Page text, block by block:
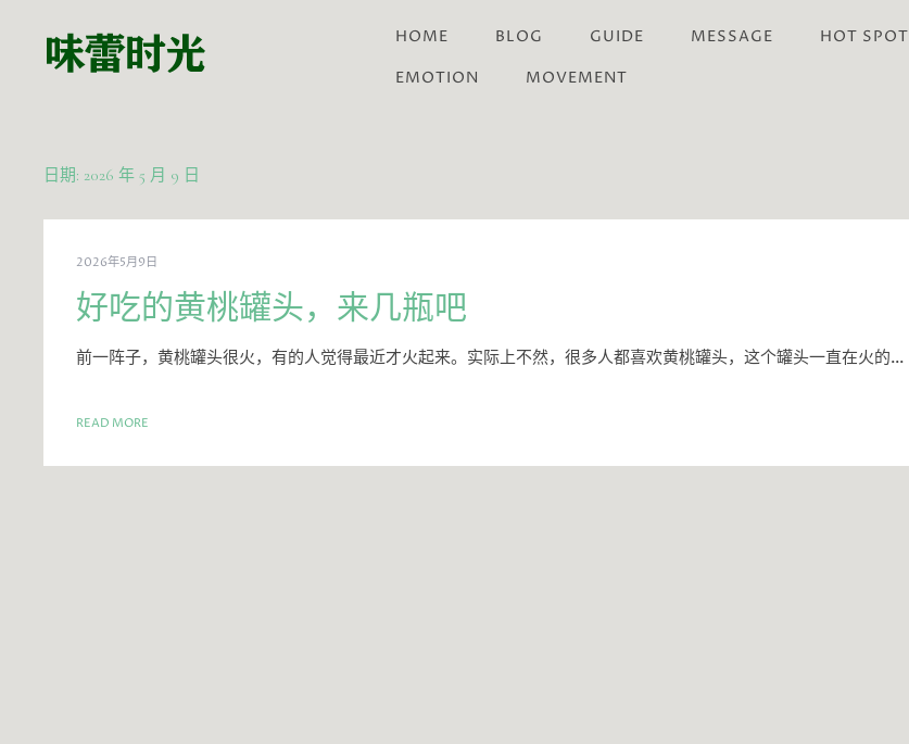
HOME BLOG GUIDE MESSAGE HOT SPOT
EMOTION MOVEMENT
日期: 2026 年 5 月 9 日
2026年5月9日
好吃的黄桃罐头，来几瓶吧
前一阵子，黄桃罐头很火，有的人觉得最近才火起来。实际上不然，很多人都喜欢黄桃罐头，这个罐头一直在火的…
READ MORE